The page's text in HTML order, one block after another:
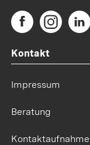
Kontakt
Impressum
Beratung
Kontaktaufnahme